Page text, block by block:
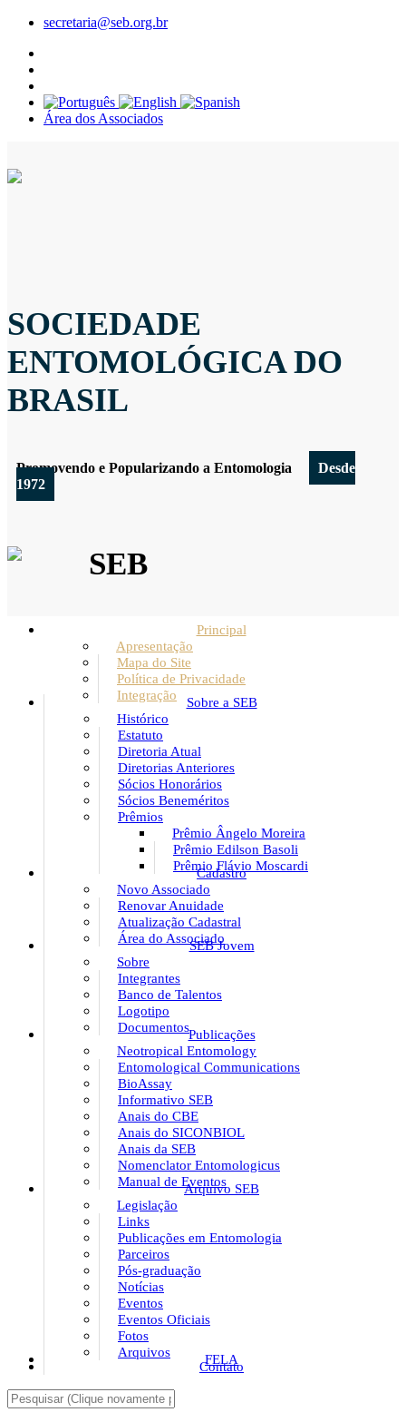
secretaria@seb.org.br
Área dos Associados
SOCIEDADE
ENTOMOLÓGICA DO
BRASIL
Promovendo e Popularizando a Entomologia
Desde
1972
SEB
Principal
Apresentação
Mapa do Site
Política de Privacidade
Integração
Sobre a SEB
Histórico
Estatuto
Diretoria Atual
Diretorias Anteriores
Sócios Honorários
Sócios Beneméritos
Prêmios
Prêmio Ângelo Moreira
Prêmio Edilson Basoli
Prêmio Flávio Moscardi
Cadastro
Novo Associado
Renovar Anuidade
Atualização Cadastral
Área do Associado
SEB Jovem
Sobre
Integrantes
Banco de Talentos
Logotipo
DocumentosPublicações
Neotropical Entomology
Entomological Communications
BioAssay
Informativo SEB
Anais do CBE
Anais do SICONBIOL
Anais da SEB
Nomenclator Entomologicus
Manual de Eventos
Arquivo SEB
Legislação
Links
Publicações em Entomologia
Parceiros
Pós-graduação
Notícias
Eventos
Eventos Oficiais
Fotos
Arquivos
FELA
Contato